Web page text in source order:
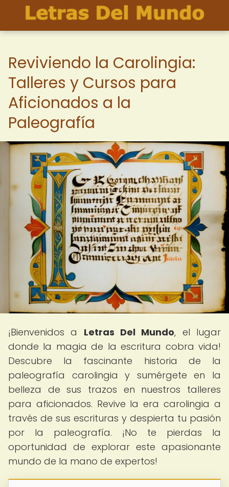
Reviviendo la Carolingia:
Talleres y Cursos para
Aficionados a la
Paleografía
¡Bienvenidos a Letras Del Mundo, el lugar
donde la magia de la escritura cobra vida!
Descubre la fascinante historia de la
paleografía carolingia y sumérgete en la
belleza de sus trazos en nuestros talleres
para aficionados. Revive la era carolingia a
través de sus escrituras y despierta tu pasión
por la paleografía. ¡No te pierdas la
oportunidad de explorar este apasionante
mundo de la mano de expertos!